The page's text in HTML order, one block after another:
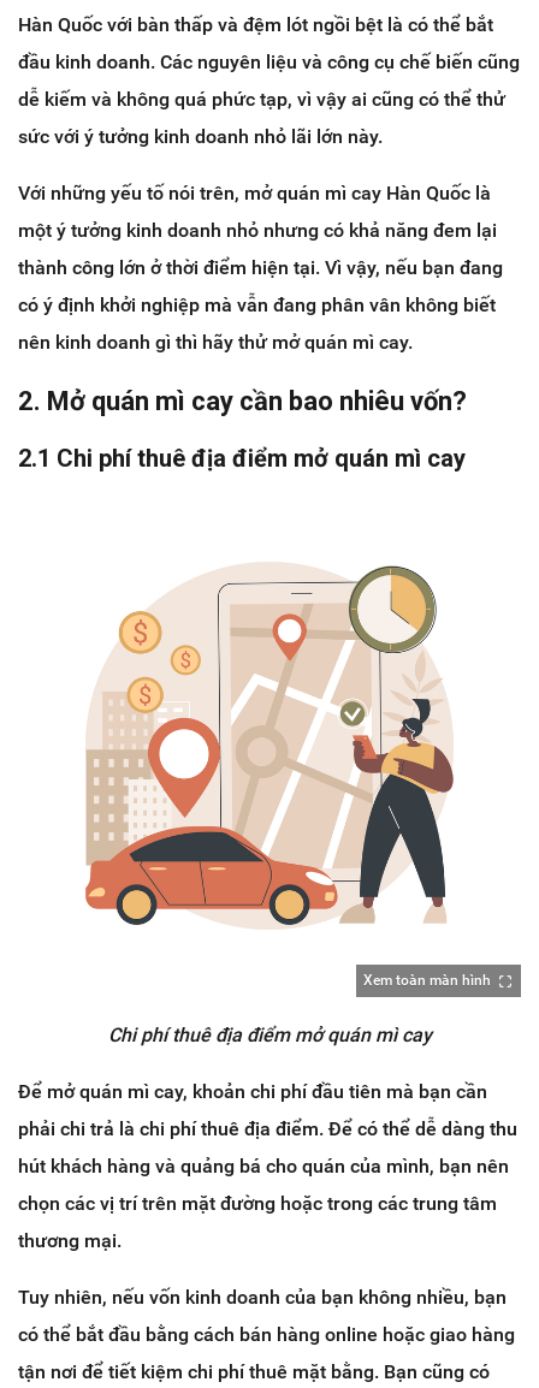
Hàn Quốc với bàn thấp và đệm lót ngồi bệt là có thể bắt
đầu kinh doanh. Các nguyên liệu và công cụ chế biến cũng
dễ kiếm và không quá phức tạp, vì vậy ai cũng có thể thử
sức với ý tưởng kinh doanh nhỏ lãi lớn này.
Với những yếu tố nói trên, mở quán mì cay Hàn Quốc là
một ý tưởng kinh doanh nhỏ nhưng có khả năng đem lại
thành công lớn ở thời điểm hiện tại. Vì vậy, nếu bạn đang
có ý định khởi nghiệp mà vẫn đang phân vân không biết
nên kinh doanh gì thì hãy thử mở quán mì cay.
2. Mở quán mì cay cần bao nhiêu vốn?
2.1 Chi phí thuê địa điểm mở quán mì cay
Xem toàn màn hình
Chi phí thuê địa điểm mở quán mì cay
Để mở quán mì cay, khoản chi phí đầu tiên mà bạn cần
phải chi trả là chi phí thuê địa điểm. Để có thể dễ dàng thu
hút khách hàng và quảng bá cho quán của mình, bạn nên
chọn các vị trí trên mặt đường hoặc trong các trung tâm
thương mại.
Tuy nhiên, nếu vốn kinh doanh của bạn không nhiều, bạn
có thể bắt đầu bằng cách bán hàng online hoặc giao hàng
tận nơi để tiết kiệm chi phí thuê mặt bằng. Bạn cũng có